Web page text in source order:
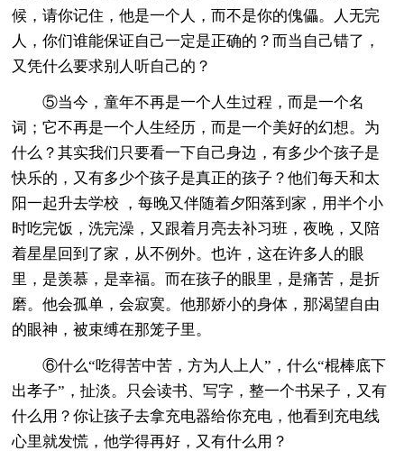
候，请你记住，他是一个人，而不是你的傀儡。人无完
人，你们谁能保证自己一定是正确的？而当自己错了，
又凭什么要求别人听自己的？
⑤当今，童年不再是一个人生过程，而是一个名
词；它不再是一个人生经历，而是一个美好的幻想。为
什么？其实我们只要看一下自己身边，有多少个孩子是
快乐的，又有多少个孩子是真正的孩子？他们每天和太
阳一起升去学校 ，每晚又伴随着夕阳落到家，用半个小
时吃完饭，洗完澡，又跟着月亮去补习班，夜晚，又陪
着星星回到了家，从不例外。也许，这在许多人的眼
里，是羡慕，是幸福。而在孩子的眼里，是痛苦，是折
磨。他会孤单，会寂寞。他那娇小的身体，那渴望自由
的眼神，被束缚在那笼子里。
⑥什么“吃得苦中苦，方为人上人”，什么“棍棒底下
出孝子”，扯淡。只会读书、写字，整一个书呆子，又有
什么用？你让孩子去拿充电器给你充电，他看到充电线
心里就发慌，他学得再好，又有什么用？